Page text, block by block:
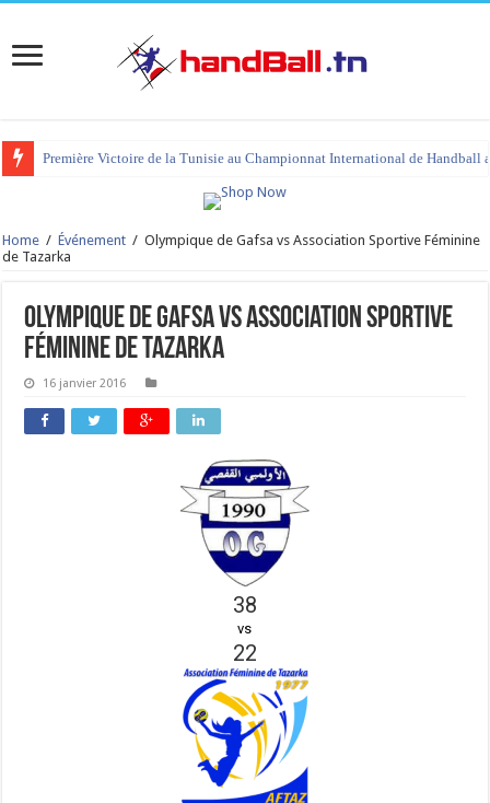
Première Victoire de la Tunisie au Championnat International de Handball
Home / Événement / Olympique de Gafsa vs Association Sportive Féminine
de Tazarka
Olympique de Gafsa vs Association Sportive
Féminine de Tazarka
16 janvier 2016
38
vs
22